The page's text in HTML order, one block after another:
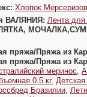
Хлопок
ВАЛЯНИЯ: Лента для
(ПЯТКА,
пряжа/Пряжа из
пряжа/Пряжа из
меринос
0.5 кг.
Бразилии